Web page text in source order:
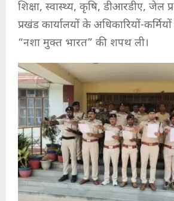
शिक्षा, स्वास्थ्य, कृषि, डीआरडीए, जेल
प्रखंड कार्यालयों के अधिकारियों-
“नशा मुक्त भारत” की शपथ ली।